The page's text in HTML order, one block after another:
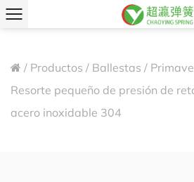
/ Productos / Ballestas /
Resorte pequeño de presión de
acero inoxidable 304